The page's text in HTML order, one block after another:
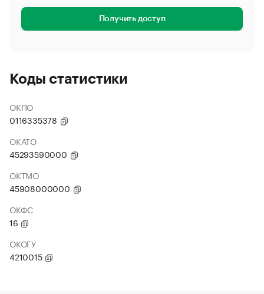
Получить доступ
Коды статистики
ОКПО
0116335378
ОКАТО
45293590000
ОКТМО
45908000000
ОКФС
16
ОКОГУ
4210015